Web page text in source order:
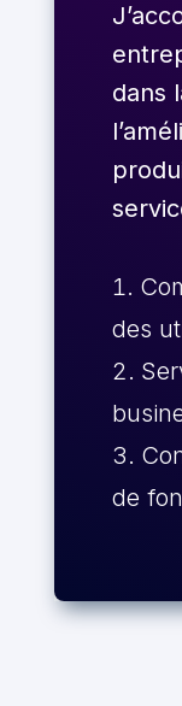
dans
des
de